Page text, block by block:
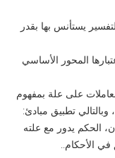
يستأنس بها بقدر
المحور الأساسي
على علة بمفهوم
تطبيق مبادئ:
الحكم يدور مع علته
الأحكام..